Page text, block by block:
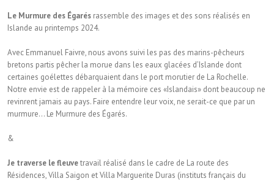
Le Murmure des Égarés rassemble des images et des sons réalisés en
Islande au printemps 2024.
Avec Emmanuel Faivre, nous avons suivi les pas des marins-pêcheurs
bretons partis pêcher la morue dans les eaux glacées d’Islande dont
certaines goélettes débarquaient dans le port morutier de La Rochelle.
Notre envie est de rappeler à la mémoire ces «Islandais» dont beaucoup ne
revinrent jamais au pays. Faire entendre leur voix, ne serait-ce que par un
murmure… Le Murmure des Égarés.
&
Je traverse le fleuvetravail réalisé dans le cadre de La route des
Résidences, Villa Saigon et Villa Marguerite Duras (instituts français du